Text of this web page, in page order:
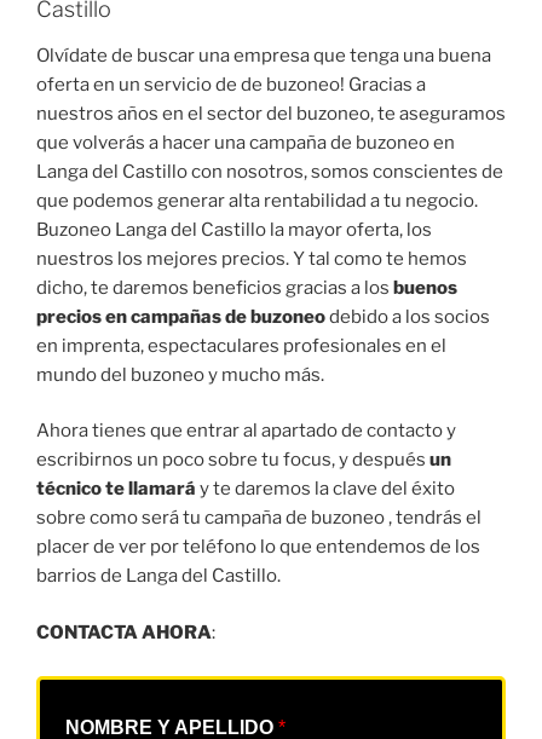
Castillo
Olvídate de buscar una empresa que tenga una buena
oferta en un servicio de de buzoneo! Gracias a
nuestros años en el sector del buzoneo, te aseguramos
que volverás a hacer una campaña de buzoneo en
Langa del Castillo con nosotros, somos conscientes de
que podemos generar alta rentabilidad a tu negocio.
Buzoneo Langa del Castillo la mayor oferta, los
nuestros los mejores precios. Y tal como te hemos
dicho, te daremos beneficios gracias a los buenos
precios en campañas de buzoneodebido a los socios
en imprenta, espectaculares profesionales en el
mundo del buzoneo y mucho más.
Ahora tienes que entrar al apartado de contacto y
escribirnos un poco sobre tu focus, y después un
técnico te llamará y te daremos la clave del éxito
sobre como será tu campaña de buzoneo , tendrás el
placer de ver por teléfono lo que entendemos de los
barrios de Langa del Castillo.
CONTACTA AHORA:
NOMBRE Y APELLIDO *